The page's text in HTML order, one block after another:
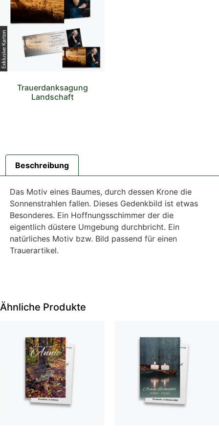
Trauerdanksagung
Landschaft
Beschreibung
Das Motiv eines Baumes, durch dessen Krone die
Sonnenstrahlen fallen. Dieses Gedenkbild ist etwas
Besonderes. Ein Hoffnungsschimmer der die
eigentlich düstere Umgebung durchbricht. Ein
natürliches Motiv bzw. Bild passend für einen
Trauerartikel.
Ähnliche Produkte